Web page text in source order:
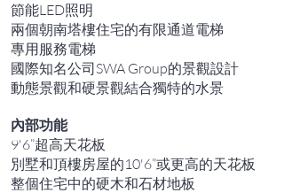
節能LED照明
兩個朝南塔樓住宅的有限通道電梯
專用服務電梯
國際知名公司SWA Group的景觀設計
動態景觀和硬景觀結合獨特的水景
內部功能
9'6”超高天花板
別墅和頂樓房屋的10'6”或更高的天花板
整個住宅中的硬木和石材地板